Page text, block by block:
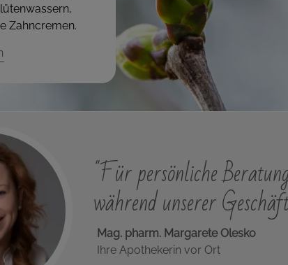
Zahncremen.
"Für persönliche
während unserer
Mag. pharm. Margarete Olesko
Ihre Apothekerin vor Ort